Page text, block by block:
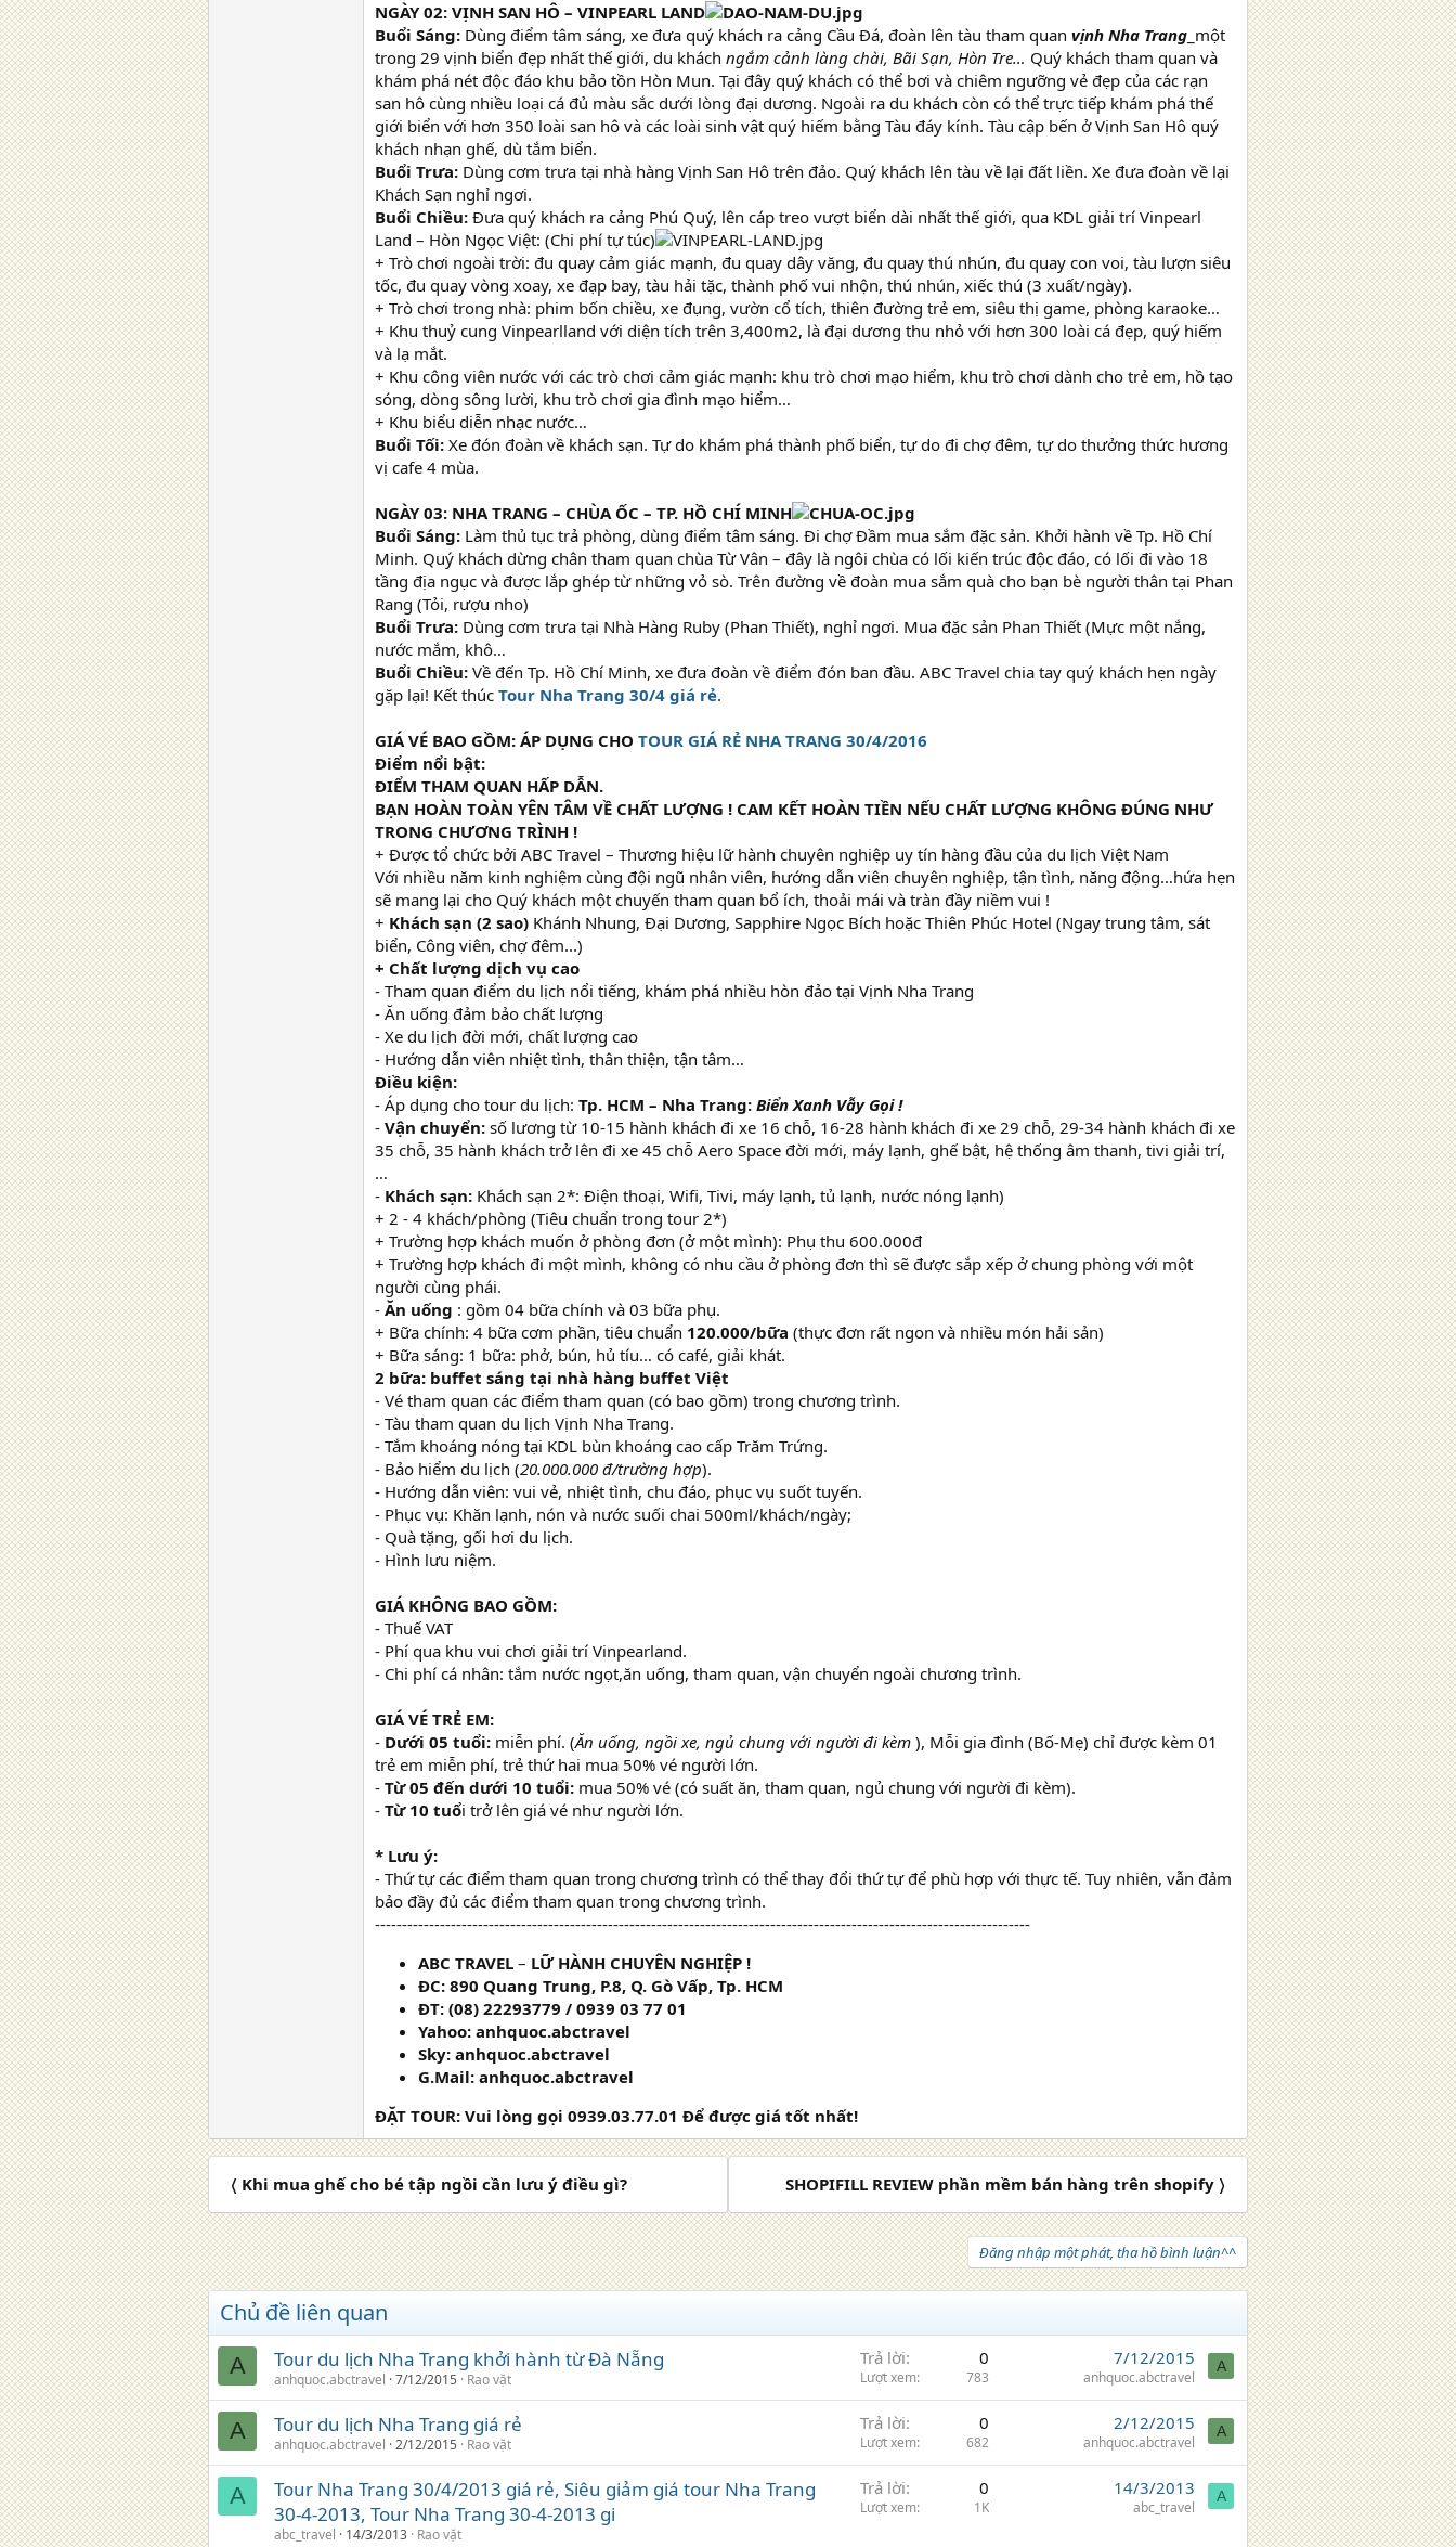
NGÀY 02: VỊNH SAN HÔ – VINPEARL LAND
Buổi Sáng: Dùng điểm tâm sáng, xe đưa quý khách ra cảng Cầu Đá, đoàn lên tàu tham quan vịnh Nha Trang _một
trong 29 vịnh biển đẹp nhất thế giới, du khách ngắm cảnh làng chài, Bãi Sạn, Hòn Tre… Quý khách tham quan và
khám phá nét độc đáo khu bảo tồn Hòn Mun. Tại đây quý khách có thể bơi và chiêm ngưỡng vẻ đẹp của các rạn
san hô cùng nhiều loại cá đủ màu sắc dưới lòng đại dương. Ngoài ra du khách còn có thể trực tiếp khám phá thế
giới biển với hơn 350 loài san hô và các loài sinh vật quý hiếm bằng Tàu đáy kính. Tàu cập bến ở Vịnh San Hô quý
khách nhạn ghế, dù tắm biển.
Buổi Trưa: Dùng cơm trưa tại nhà hàng Vịnh San Hô trên đảo. Quý khách lên tàu về lại đất liền. Xe đưa đoàn về lại
Khách Sạn nghỉ ngơi.
Buổi Chiều: Đưa quý khách ra cảng Phú Quý, lên cáp treo vượt biển dài nhất thế giới, qua KDL giải trí Vinpearl
Land – Hòn Ngọc Việt: (Chi phí tự túc)
+ Trò chơi ngoài trời: đu quay cảm giác mạnh, đu quay dây văng, đu quay thú nhún, đu quay con voi, tàu lượn siêu
tốc, đu quay vòng xoay, xe đạp bay, tàu hải tặc, thành phố vui nhộn, thú nhún, xiếc thú (3 xuất/ngày).
+ Trò chơi trong nhà: phim bốn chiều, xe đụng, vườn cổ tích, thiên đường trẻ em, siêu thị game, phòng karaoke…
+ Khu thuỷ cung Vinpearlland với diện tích trên 3,400m2, là đại dương thu nhỏ với hơn 300 loài cá đẹp, quý hiếm
và lạ mắt.
+ Khu công viên nước với các trò chơi cảm giác mạnh: khu trò chơi mạo hiểm, khu trò chơi dành cho trẻ em, hồ tạo
sóng, dòng sông lười, khu trò chơi gia đình mạo hiểm…
+ Khu biểu diễn nhạc nước…
Buổi Tối: Xe đón đoàn về khách sạn. Tự do khám phá thành phố biển, tự do đi chợ đêm, tự do thưởng thức hương
vị cafe 4 mùa.
NGÀY 03: NHA TRANG – CHÙA ỐC – TP. HỒ CHÍ MINH
Buổi Sáng: Làm thủ tục trả phòng, dùng điểm tâm sáng. Đi chợ Đầm mua sắm đặc sản. Khởi hành về Tp. Hồ Chí
Minh. Quý khách dừng chân tham quan chùa Từ Vân – đây là ngôi chùa có lối kiến trúc độc đáo, có lối đi vào 18
tầng địa ngục và được lắp ghép từ những vỏ sò. Trên đường về đoàn mua sắm quà cho bạn bè người thân tại Phan
Rang (Tỏi, rượu nho)
Buổi Trưa: Dùng cơm trưa tại Nhà Hàng Ruby (Phan Thiết), nghỉ ngơi. Mua đặc sản Phan Thiết (Mực một nắng,
nước mắm, khô…
Buổi Chiều: Về đến Tp. Hồ Chí Minh, xe đưa đoàn về điểm đón ban đầu. ABC Travel chia tay quý khách hẹn ngày
gặp lại! Kết thúc Tour Nha Trang 30/4 giá rẻ.
GIÁ VÉ BAO GỒM: ÁP DỤNG CHO TOUR GIÁ RẺ NHA TRANG 30/4/2016
Điểm nổi bật:
ĐIỂM THAM QUAN HẤP DẪN.
BẠN HOÀN TOÀN YÊN TÂM VỀ CHẤT LƯỢNG ! CAM KẾT HOÀN TIỀN NẾU CHẤT LƯỢNG KHÔNG ĐÚNG NHƯ
TRONG CHƯƠNG TRÌNH !
+ Được tổ chức bởi ABC Travel – Thương hiệu lữ hành chuyên nghiệp uy tín hàng đầu của du lịch Việt Nam
Với nhiều năm kinh nghiệm cùng đội ngũ nhân viên, hướng dẫn viên chuyên nghiệp, tận tình, năng động…hứa hẹn
sẽ mang lại cho Quý khách một chuyến tham quan bổ ích, thoải mái và tràn đầy niềm vui !
+ Khách sạn (2 sao) Khánh Nhung, Đại Dương, Sapphire Ngọc Bích hoặc Thiên Phúc Hotel (Ngay trung tâm, sát
biển, Công viên, chợ đêm...)
+ Chất lượng dịch vụ cao
- Tham quan điểm du lịch nổi tiếng, khám phá nhiều hòn đảo tại Vịnh Nha Trang
- Ăn uống đảm bảo chất lượng
- Xe du lịch đời mới, chất lượng cao
- Hướng dẫn viên nhiệt tình, thân thiện, tận tâm…
Điều kiện:
- Áp dụng cho tour du lịch: Tp. HCM – Nha Trang: Biển Xanh Vẫy Gọi !
- Vận chuyển: số lương từ 10-15 hành khách đi xe 16 chỗ, 16-28 hành khách đi xe 29 chỗ, 29-34 hành khách đi xe
35 chỗ, 35 hành khách trở lên đi xe 45 chỗ Aero Space đời mới, máy lạnh, ghế bật, hệ thống âm thanh, tivi giải trí,
…
- Khách sạn: Khách sạn 2*: Điện thoại, Wifi, Tivi, máy lạnh, tủ lạnh, nước nóng lạnh)
+ 2 - 4 khách/phòng (Tiêu chuẩn trong tour 2*)
+ Trường hợp khách muốn ở phòng đơn (ở một mình): Phụ thu 600.000đ
+ Trường hợp khách đi một mình, không có nhu cầu ở phòng đơn thì sẽ được sắp xếp ở chung phòng với một
người cùng phái.
- Ăn uống : gồm 04 bữa chính và 03 bữa phụ.
+ Bữa chính: 4 bữa cơm phần, tiêu chuẩn 120.000/bữa (thực đơn rất ngon và nhiều món hải sản)
+ Bữa sáng: 1 bữa: phở, bún, hủ tíu… có café, giải khát.
2 bữa: buffet sáng tại nhà hàng buffet Việt
- Vé tham quan các điểm tham quan (có bao gồm) trong chương trình.
- Tàu tham quan du lịch Vịnh Nha Trang.
- Tắm khoáng nóng tại KDL bùn khoáng cao cấp Trăm Trứng.
- Bảo hiểm du lịch (20.000.000 đ/trường hợp).
- Hướng dẫn viên: vui vẻ, nhiệt tình, chu đáo, phục vụ suốt tuyến.
- Phục vụ: Khăn lạnh, nón và nước suối chai 500ml/khách/ngày;
- Quà tặng, gối hơi du lịch.
- Hình lưu niệm.
GIÁ KHÔNG BAO GỒM:
- Thuế VAT
- Phí qua khu vui chơi giải trí Vinpearland.
- Chi phí cá nhân: tắm nước ngọt,ăn uống, tham quan, vận chuyển ngoài chương trình.
GIÁ VÉ TRẺ EM:
- Dưới 05 tuổi: miễn phí. (Ăn uống, ngồi xe, ngủ chung với người đi kèm ), Mỗi gia đình (Bố-Mẹ) chỉ được kèm 01
trẻ em miễn phí, trẻ thứ hai mua 50% vé người lớn.
- Từ 05 đến dưới 10 tuổi: mua 50% vé (có suất ăn, tham quan, ngủ chung với người đi kèm).
- Từ 10 tuổi trở lên giá vé như người lớn.
* Lưu ý:
- Thứ tự các điểm tham quan trong chương trình có thể thay đổi thứ tự để phù hợp với thực tế. Tuy nhiên, vẫn đảm
bảo đầy đủ các điểm tham quan trong chương trình.
-------------------------------------------------------------------------------------------------------------------------
ABC TRAVEL – LỮ HÀNH CHUYÊN NGHIỆP !
ĐC: 890 Quang Trung, P.8, Q. Gò Vấp, Tp. HCM
ĐT: (08) 22293779 / 0939 03 77 01
Yahoo: anhquoc.abctravel
Sky: anhquoc.abctravel
G.Mail: anhquoc.abctravel
ĐẶT TOUR: Vui lòng gọi 0939.03.77.01 Để được giá tốt nhất!
〈 Khi mua ghế cho bé tập ngồi cần lưu ý điều gì? SHOPIFILL REVIEW phần mềm bán hàng trên shopify 〉
Đăng nhập một phát, tha hồ bình luận^^
Chủ đề liên quan
A Tour du lịch Nha Trang khởi hành từ Đà Nẵng
anhquoc.abctravel 7/12/2015 Rao vặt
Trả lời 0
Lượt xem 783
7/12/2015
anhquoc.abctravel
A
A Tour du lịch Nha Trang giá rẻ
anhquoc.abctravel 2/12/2015 Rao vặt
Trả lời 0
Lượt xem 682
2/12/2015
anhquoc.abctravel
A
A
Tour Nha Trang 30/4/2013 giá rẻ, Siêu giảm giá tour Nha Trang
30-4-2013, Tour Nha Trang 30-4-2013 gi
abc_travel 14/3/2013 Rao vặt
Trả lời 0
Lượt xem 1K
14/3/2013
abc_travel
A